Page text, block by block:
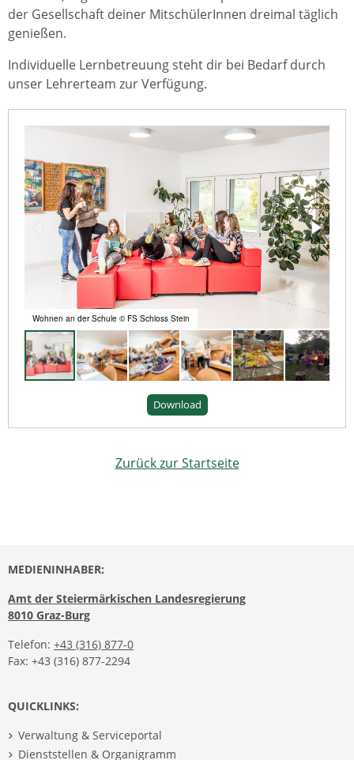
der Gesellschaft deiner MitschülerInnen dreimal täglich
genießen.
Individuelle Lernbetreuung steht dir bei Bedarf durch
unser Lehrerteam zur Verfügung.
Wohnen an der Schule © FS Schloss Stein
Download
Zurück zur Startseite
MEDIENINHABER:
Amt der Steiermärkischen Landesregierung
8010 Graz-Burg
Telefon: +43 (316) 877-0
Fax: +43 (316) 877-2294
QUICKLINKS:
Verwaltung & Serviceportal
Dienststellen & Organigramm